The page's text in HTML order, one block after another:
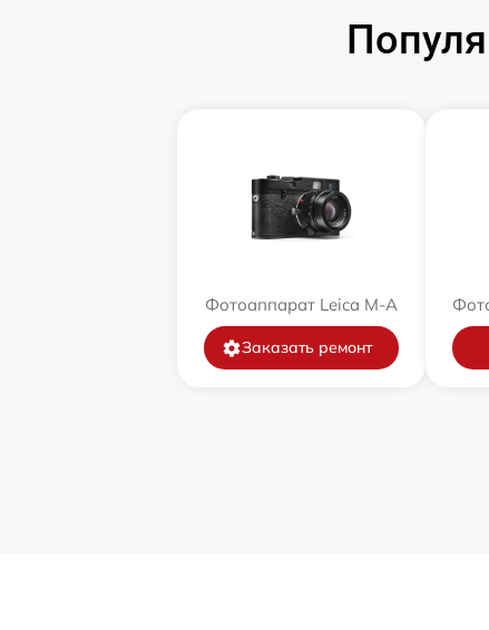
Фотоаппарат Leica M-A
Заказать ремонт